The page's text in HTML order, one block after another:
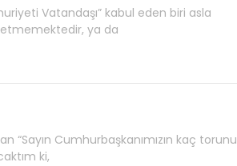
Vatandaşı” kabul eden biri asla
etmemektedir, ya da
“Sayın Cumhurbaşkanımızın kaç torunu
ki,